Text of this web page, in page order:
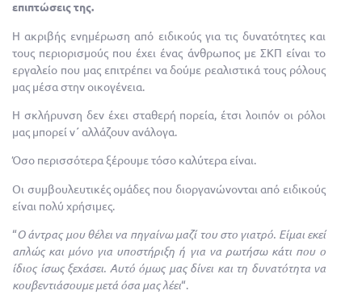
επιπτώσεις της.
Η ακριβής ενημέρωση από ειδικούς για τις δυνατότητες και
τους περιορισμούς που έχει ένας άνθρωπος με ΣΚΠ είναι το
εργαλείο που μας επιτρέπει να δούμε ρεαλιστικά τους ρόλους
μας μέσα στην οικογένεια.
Η σκλήρυνση δεν έχει σταθερή πορεία, έτσι λοιπόν οι ρόλοι
μας μπορεί ν΄ αλλάζουν ανάλογα.
Όσο περισσότερα ξέρουμε τόσο καλύτερα είναι.
Οι συμβουλευτικές ομάδες που διοργανώνονται από ειδικούς
είναι πολύ χρήσιμες.
“Ο άντρας μου θέλει να πηγαίνω μαζί του στο γιατρό. Είμαι εκεί
απλώς και μόνο για υποστήριξη ή για να ρωτήσω κάτι που ο
ίδιος ίσως ξεχάσει. Αυτό όμως μας δίνει και τη δυνατότητα να
κουβεντιάσουμε μετά όσα μας λέει“.